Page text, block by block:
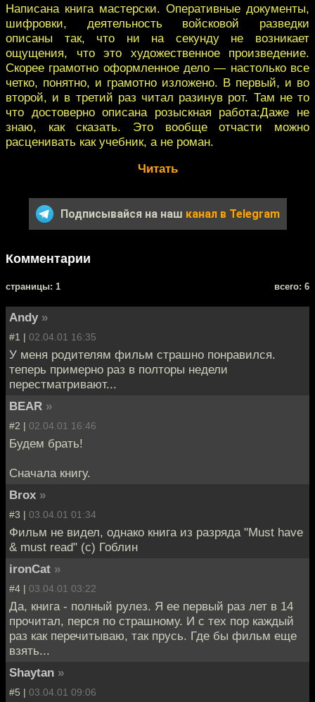
Написана книга мастерски. Оперативные документы,
шифровки, деятельность войсковой разведки
описаны так, что ни на секунду не возникает
ощущения, что это художественное произведение.
Скорее грамотно оформленное дело — настолько все
четко, понятно, и грамотно изложено. В первый, и во
второй, и в третий раз читал разинув рот. Там не то
что достоверно описана розыскная работа:Даже не
знаю, как сказать. Это вообще отчасти можно
расценивать как учебник, а не роман.
Читать
Подписывайся на наш канал в Telegram
Комментарии
cтраницы: 1 всего: 6
Andy »
#1 | 02.04.01 16:35
У меня родителям фильм страшно понравился.
теперь примерно раз в полторы недели
перестматривают...
BEAR »
#2 | 02.04.01 16:46
Будем брать!
Сначала книгу.
Brox »
#3 | 03.04.01 01:34
Фильм не видел, однако книга из разряда "Must have
& must read" (с) Гоблин
ironCat »
#4 | 03.04.01 03:22
Да, книга - полный рулез. Я ее первый раз лет в 14
прочитал, перся по страшному. И с тех пор каждый
раз как перечитываю, так прусь. Где бы фильм еще
взять...
Shaytan »
#5 | 03.04.01 09:06